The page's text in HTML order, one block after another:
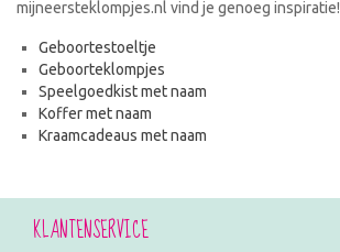
mijneersteklompjes.nl vind je genoeg inspiratie!
Geboortestoeltje
Geboorteklompjes
Speelgoedkist met naam
Koffer met naam
Kraamcadeaus met naam
KLANTENSERVICE